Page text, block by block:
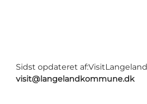
Sidst opdateret af:VisitLangeland
visit@langelandkommune.dk